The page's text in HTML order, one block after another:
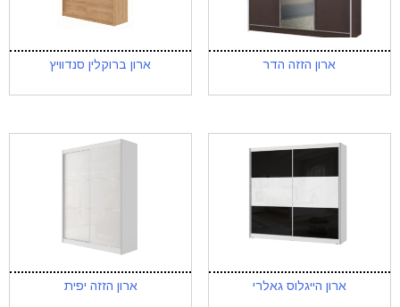
ארון הזזה הדר ארון ברוקלין סנדוויץ
ארון הייגלוס גאלרי ארון הזזה יפית